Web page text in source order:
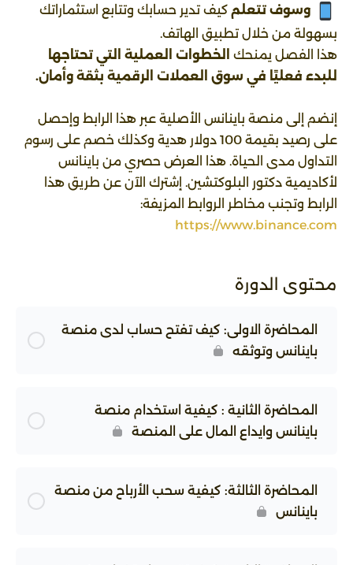
وسوف تتعلم كيف تدير حسابك وتتابع استثماراتك
بسهولة من خلال تطبيق الهاتف.
هذا الفصل يمنحك
الخطوات العملية التي تحتاجها
للبدء فعليًا في سوق العملات الرقمية بثقة وأمان.
إنضم إلى منصة باينانس الأصلية عبر هذا الرابط وإحصل
على رصيد بقيمة 100 دولار هدية وكذلك خصم على رسوم
التداول مدى الحياة. هذا العرض حصري من باينانس
لأكاديمية دكتور البلوكتشين. إشترك الآن عن طريق هذا
الرابط وتجنب مخاطر الروابط المزيفة:
https://www.binance.com
محتوى الدورة
المحاضرة الاولى: كيف تفتح حساب لدى منصة
باينانس وتوثقه
المحاضرة الثانية : كيفية استخدام منصة
باينانس وايداع المال على المنصة
المحاضرة الثالثة: كيفية سحب الأرباح من منصة
باينانس